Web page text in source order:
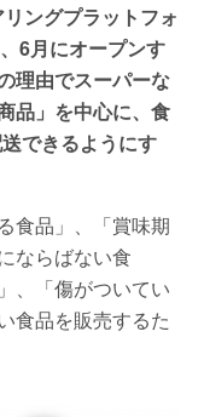
ングプラットフォ
6月にオープンす
理由でスーパーな
品」を中心に、食
できるようにす
食品」、「賞味期
ならばない食
、「傷がついてい
食品を販売するた